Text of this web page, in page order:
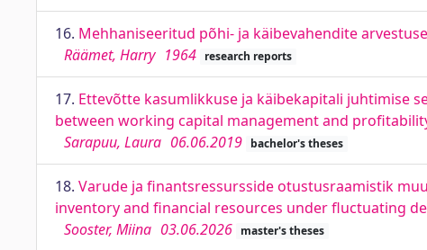
16. Mehhaniseeritud põhi- ja käibevahendite
Räämet, Harry 1964 research reports
17. Ettevõtte kasumlikkuse ja käibekapitali juhtimise
between working capital management and
Sarapuu, Laura 06.06.2019 bachelor's theses
18. Varude ja finantsressursside otustusraamistik
inventory and financial resources under fluctuating
Sooster, Miina 03.06.2026 master's theses